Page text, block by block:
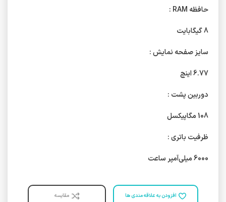
حافظه RAM :
8 گیگابایت
سایز صفحه نمایش :
6.77 اینچ
دوربین پشت :
108 مگاپیکسل
ظرفیت باتری :
6000 میلی‌آمپر ساعت
افزودن به علاقه مندی ها مقایسه